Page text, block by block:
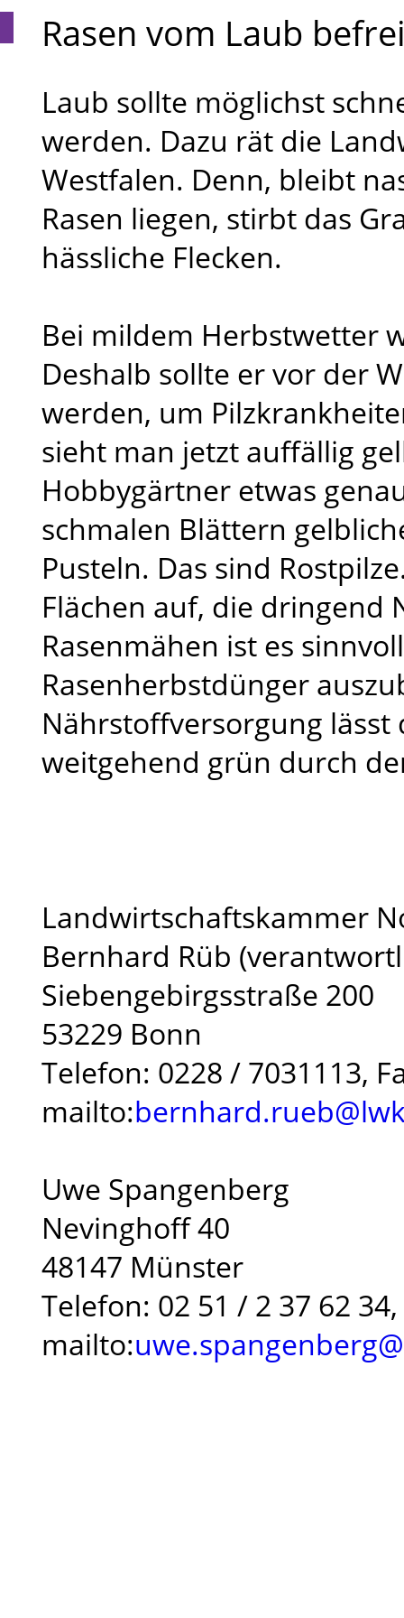
Rasen vom Laub
Laub sollte möglichst
werden. Dazu rät die
Westfalen. Denn, bleibt
Rasen liegen, stirbt das
hässliche Flecken.
Bei mildem Herbstwetter
Deshalb sollte er vor der
werden, um
sieht man jetzt auffällig
Hobbygärtner etwas
schmalen Blättern
Pusteln. Das sind
Flächen auf, die dringend
Rasenmähen ist es
Rasenherbstdünger
Nährstoffversorgung lässt
weitgehend grün durch
Landwirtschaftskammer
Bernhard Rüb
Siebengebirgsstraße 200
53229 Bonn
Telefon: 0228 / 7031113,
mailto:
Uwe Spangenberg
Nevinghoff 40
48147 Münster
Telefon: 02 51 / 2 37 62
mailto: